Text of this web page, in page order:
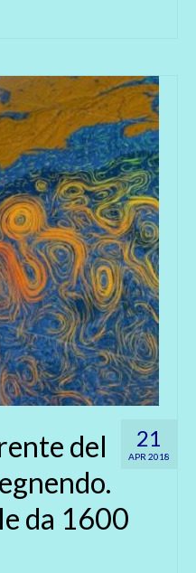
21
APR 2018
del
da 1600